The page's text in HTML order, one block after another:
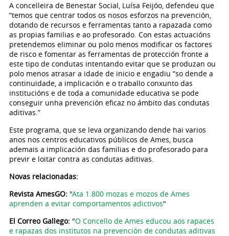
A concelleira de Benestar Social, Luísa Feijóo, defendeu que
“temos que centrar todos os nosos esforzos na prevención,
dotando de recursos e ferramentas tanto a rapazada como
as propias familias e ao profesorado. Con estas actuacións
pretendemos eliminar ou polo menos modificar os factores
de risco e fomentar as ferramentas de protección fronte a
este tipo de condutas intentando evitar que se produzan ou
polo menos atrasar a idade de inicio e engadiu “so dende a
continuidade, a implicación e o traballo conxunto das
institucións e de toda a comunidade educativa se pode
conseguir unha prevención eficaz no ámbito das condutas
aditivas.”
Este programa, que se leva organizando dende hai varios
anos nos centros educativos públicos de Ames, busca
ademais a implicación das familias e do profesorado para
previr e loitar contra as condutas aditivas.
Novas relacionadas:
Revista AmesGO:"Ata 1.800 mozas e mozos de Ames
aprenden a evitar comportamentos adictivos"
El Correo Gallego:"O Concello de Ames educou aos rapaces
e rapazas dos institutos na prevención de condutas aditivas